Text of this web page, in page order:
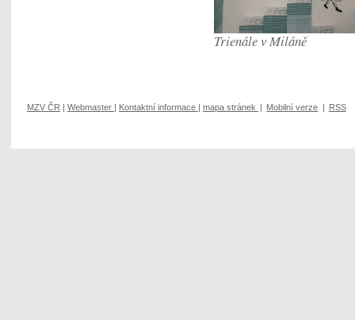
Trienále v Miláně
MZV ČR | Webmaster | Kontaktní informace | mapa stránek | Mobilní verze | RSS